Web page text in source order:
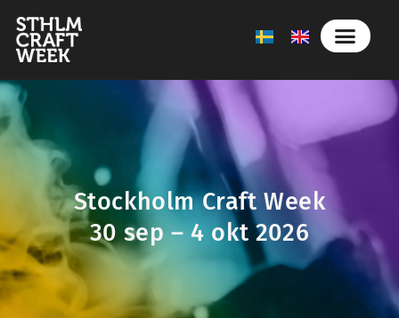
Stockholm Craft Week
30 sep – 4 okt 2026